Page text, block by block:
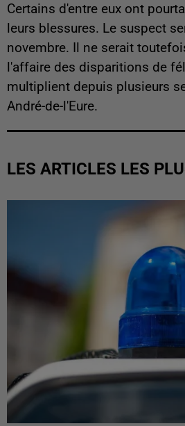
Certains d'entre eux ont
leurs blessures. Le suspect
novembre. Il ne serait
l'affaire des disparitions de
multiplient depuis plusieurs
André-de-l'Eure.
LES ARTICLES LES